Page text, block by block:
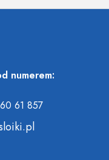
numerem:
61 857